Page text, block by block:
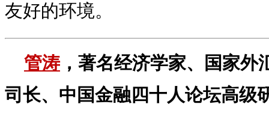
友好的环境。
管涛，著名经济学家、国家外
司长、中国金融四十人论坛高级